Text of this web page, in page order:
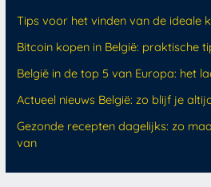
Tips voor het vinden van de ideale
Bitcoin kopen in België: praktische
België in de top 5 van Europa: het
Actueel nieuws België: zo blijf je
Gezonde recepten dagelijks: zo
van